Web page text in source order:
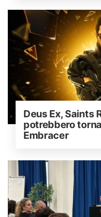
Deus Ex, Saints
potrebbero
Embracer